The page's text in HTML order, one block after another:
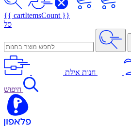
{{ cartItemsCount }}
סל
חנות אילת
חיפוש